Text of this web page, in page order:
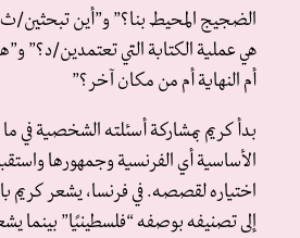
الضجيج المحيط بنا؟” و”أين
هي عملية الكتابة التي تعتمدين/د؟”
أم النهاية أم من مكان آخر؟”
بدأ كريم بمشاركة أسئلته الشخصية في
الأساسية أي الفرنسية وجمهورها
اختياره لقصصه. في فرنسا، يشعر كريم
إلى تصنيفه بوصفه “فلسطينيًا” بينما